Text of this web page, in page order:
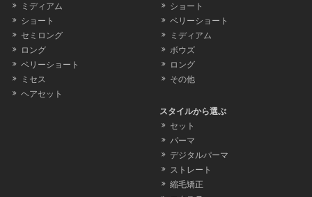
ミディアム
ショート
セミロング
ロング
ベリーショート
ミセス
ヘアセット
ショート
ベリーショート
ミディアム
ボウズ
ロング
その他
スタイルから選ぶ
セット
パーマ
デジタルパーマ
ストレート
縮毛矯正